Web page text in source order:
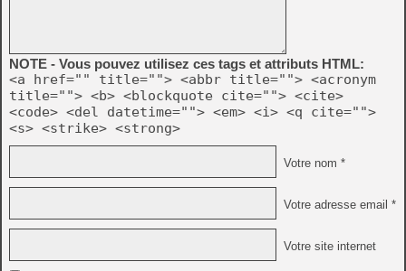
NOTE - Vous pouvez utilisez ces tags et attributs HTML:
<a href="" title=""> <abbr title=""> <acronym
title=""> <b> <blockquote cite=""> <cite>
<code> <del datetime=""> <em> <i> <q cite="">
<s> <strike> <strong>
Votre nom *
Votre adresse email *
Votre site internet